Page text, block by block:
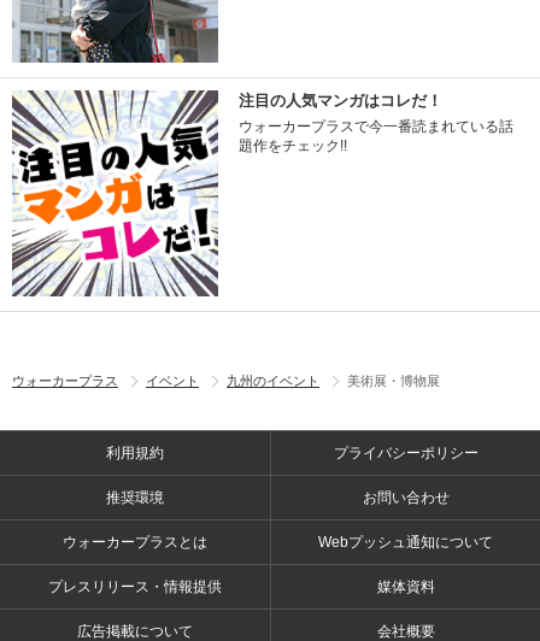
注目の人気マンガはコレだ！
ウォーカープラスで今一番読まれている話
題作をチェック!!
ウォーカープラス イベント 九州のイベント 美術展・博物展
利用規約 プライバシーポリシー
推奨環境 お問い合わせ
ウォーカープラスとは Webプッシュ通知について
プレスリリース・情報提供 媒体資料
広告掲載について 会社概要